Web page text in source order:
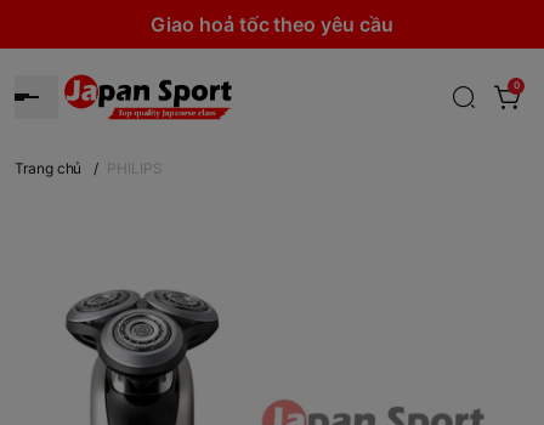
Giao hoả tốc theo yêu cầu
0
Trang chủ / PHILIPS